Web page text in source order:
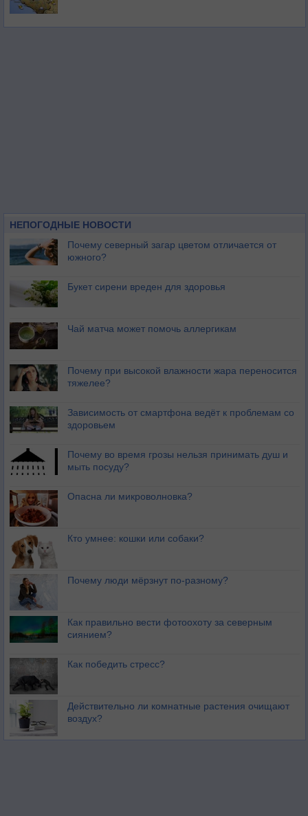
НЕПОГОДНЫЕ НОВОСТИ
Почему северный загар цветом отличается от
южного?
Букет сирени вреден для здоровья
Чай матча может помочь аллергикам
Почему при высокой влажности жара переносится
тяжелее?
Зависимость от смартфона ведёт к проблемам со
здоровьем
Почему во время грозы нельзя принимать душ и
мыть посуду?
Опасна ли микроволновка?
Кто умнее: кошки или собаки?
Почему люди мёрзнут по-разному?
Как правильно вести фотоохоту за северным
сиянием?
Как победить стресс?
Действительно ли комнатные растения очищают
воздух?